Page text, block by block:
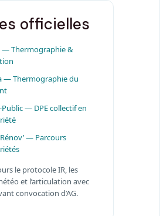
officielles
— Thermographie &
— Thermographie du
Public — DPE collectif en
— Parcours
le protocole IR, les
et l’articulation avec
convocation d’AG.